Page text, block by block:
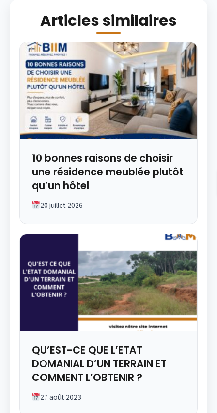
Articles similaires
10 bonnes raisons de choisir
une résidence meublée plutôt
qu’un hôtel
20 juillet 2026
QU’EST-CE QUE L’ETAT
DOMANIAL D’UN TERRAIN ET
COMMENT L’OBTENIR ?
27 août 2023